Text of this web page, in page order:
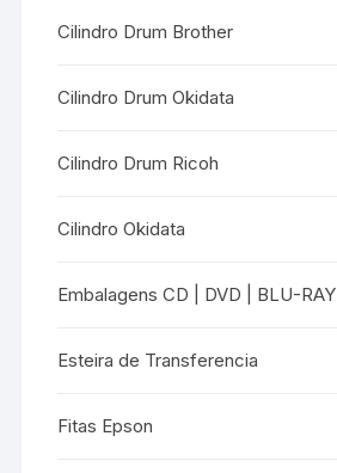
Cilindro Drum Brother
Cilindro Drum Okidata
Cilindro Drum Ricoh
Cilindro Okidata
Embalagens CD | DVD | BLU-RAY
Esteira de Transferencia
Fitas Epson